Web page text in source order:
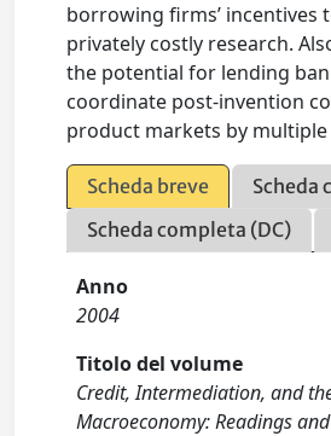
borrowing firms’ incentives
privately costly research.
the potential for lending
coordinate post-invention
product markets by
Scheda breve
Scheda
Scheda completa (DC)
Anno
2004
Titolo del volume
Credit, Intermediation, and
Macroeconomy: Readings